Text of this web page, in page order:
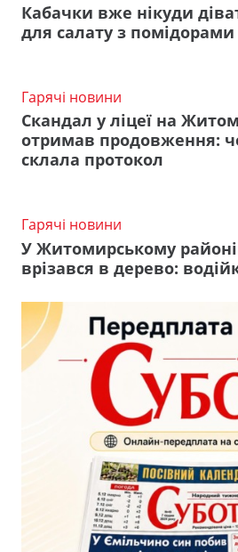
Кабачки вже нікуди
для салату з помідорами
Гарячі новини
Скандал у ліцеї на
отримав продовження:
склала протокол
Гарячі новини
У Житомирському
врізався в дерево: